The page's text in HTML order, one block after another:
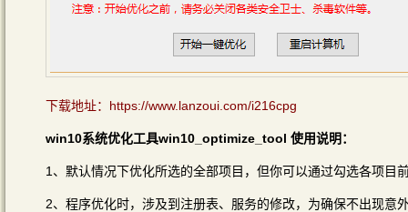
下载地址：https://www.lanzoui.com/i216cpg
win10系统优化工具win10_optimize_tool 使用说明：
1、默认情况下优化所选的全部项目，但你可以通过勾选各项目
2、程序优化时，涉及到注册表、服务的修改，为确保不出现意